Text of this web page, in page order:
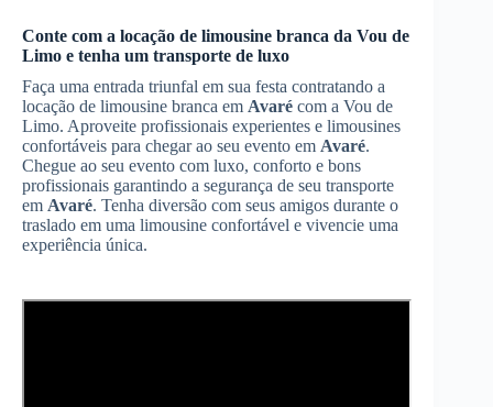
Conte com a locação de limousine branca da Vou de
Limo e tenha um transporte de luxo
Faça uma entrada triunfal em sua festa contratando a
locação de limousine branca em Avaré com a Vou de
Limo. Aproveite profissionais experientes e limousines
confortáveis para chegar ao seu evento em Avaré.
Chegue ao seu evento com luxo, conforto e bons
profissionais garantindo a segurança de seu transporte
em Avaré. Tenha diversão com seus amigos durante o
traslado em uma limousine confortável e vivencie uma
experiência única.